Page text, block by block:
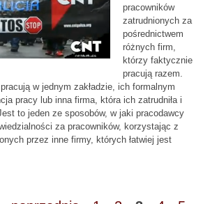
pracowników
zatrud­nionych za
pośrednictwem
róż­nych firm,
którzy faktycznie
pracują razem.
w jednym za­kładzie, ich formalnym
pracy lub inna firma, która ich zatrudniła i
to jeden ze sposobów, w jaki pracodawcy
za pra­cowników, korzystając z
przez inne firmy, których łatwiej jest